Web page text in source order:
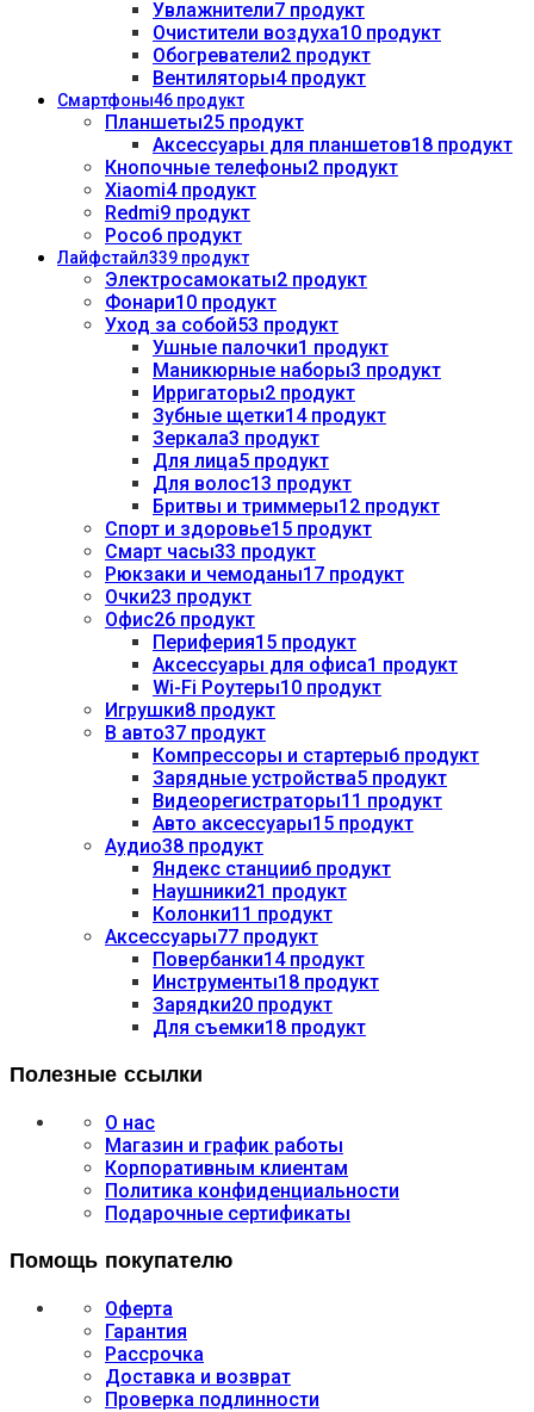
Увлажнители7 продукт
Очистители воздуха10 продукт
Обогреватели2 продукт
Вентиляторы4 продукт
Смартфоны46 продукт
Планшеты25 продукт
Аксессуары для планшетов18 продукт
Кнопочные телефоны2 продукт
Xiaomi4 продукт
Redmi9 продукт
Poco6 продукт
Лайфстайл339 продукт
Электросамокаты2 продукт
Фонари10 продукт
Уход за собой53 продукт
Ушные палочки1 продукт
Маникюрные наборы3 продукт
Ирригаторы2 продукт
Зубные щетки14 продукт
Зеркала3 продукт
Для лица5 продукт
Для волос13 продукт
Бритвы и триммеры12 продукт
Спорт и здоровье15 продукт
Смарт часы33 продукт
Рюкзаки и чемоданы17 продукт
Очки23 продукт
Офис26 продукт
Периферия15 продукт
Аксессуары для офиса1 продукт
Wi-Fi Роутеры10 продукт
Игрушки8 продукт
В авто37 продукт
Компрессоры и стартеры6 продукт
Зарядные устройства5 продукт
Видеорегистраторы11 продукт
Авто аксессуары15 продукт
Аудио38 продукт
Яндекс станции6 продукт
Наушники21 продукт
Колонки11 продукт
Аксессуары77 продукт
Повербанки14 продукт
Инструменты18 продукт
Зарядки20 продукт
Для съемки18 продукт
Полезные ссылки
О нас
Магазин и график работы
Корпоративным клиентам
Политика конфиденциальности
Подарочные сертификаты
Помощь покупателю
Оферта
Гарантия
Рассрочка
Доставка и возврат
Проверка подлинности